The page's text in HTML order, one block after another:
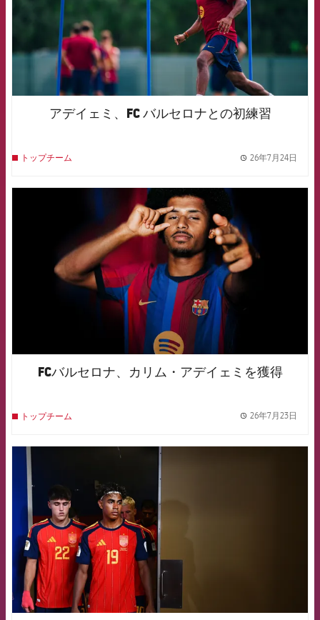
アデイェミ、FC バルセロナとの初練習
トップチーム 26年7月24日
FCB Barcelona badge
FCバルセロナ、カリム・アデイェミを獲得
トップチーム 26年7月23日
FCB Barcelona badge